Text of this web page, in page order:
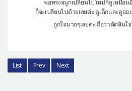
พอทรงจมูกเปลี่ยนไปใหม่ก็ดูเหมือน
ก็จะเปลี่ยนไปด้วยเลยค่ะ ดูเด็กและดูอ่
ถูกใจมากๆเลยคะ ถือว่าตัดสินใ
List Prev Next